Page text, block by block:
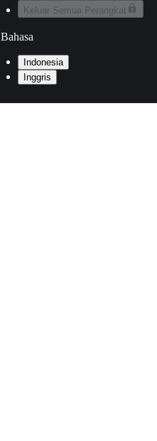
Keluar Semua Perangkat
Bahasa
Indonesia
Inggris